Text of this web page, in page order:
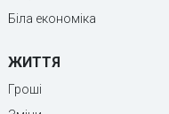
Біла економіка
ЖИТТЯ
Гроші